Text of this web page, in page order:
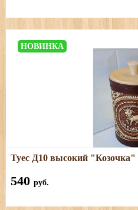
НОВИНКА
Размеры: высота (с
объем
Туес Д10 высокий "Козочка"
540 руб.